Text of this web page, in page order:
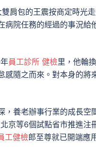
肩包的王震按商定時光
院任務的經過的事況給
員工診所 健檢里，他輪
感隨之而來。對本身的將
，養老辦事行業的成長空
京等6個試點省市推進注
工健檢郎至尊就已開端應